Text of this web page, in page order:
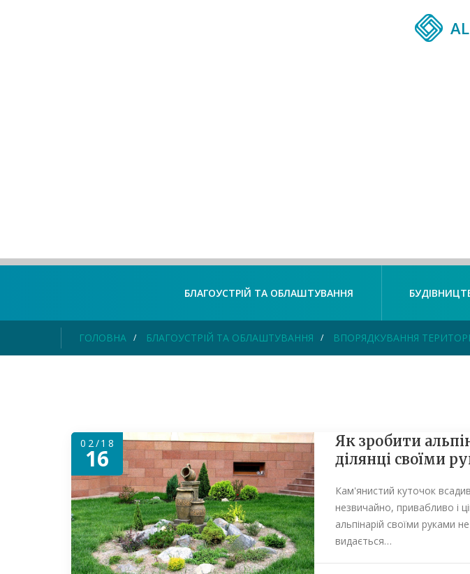
БЛАГОУСТРІЙ ТА ОБЛАШТУВАННЯ
ГОЛОВНА БЛАГОУСТРІЙ ТА ОБЛАШТУВАННЯ ВПОРЯДКУВАННЯ
02/18
16
Як зробити
ділянці своїми
Кам'янистий куточок
незвичайно, привабливо і
альпінарій своїми руками
видається…